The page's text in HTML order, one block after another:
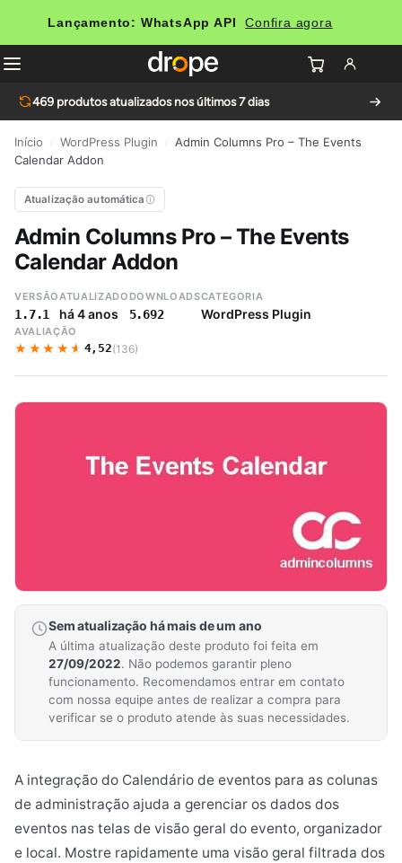
Lançamento: WhatsApp API Confira agora
469 produtos atualizados nos últimos 7 dias
Início WordPress Plugin
Admin Columns Pro – The Events
Calendar Addon
Atualização automática
Admin Columns Pro – The Events
Calendar Addon
VERSÃO
1.7.1
ATUALIZADO
há 4 anos
DOWNLOADS
5.692
CATEGORIA
WordPress Plugin
AVALIAÇÃO
★★★★★
★★★★★ 4,52(136)
Sem atualização há mais de um ano
A última atualização deste produto foi feita em
27/09/2022. Não podemos garantir pleno
funcionamento. Recomendamos entrar em contato
com nossa equipe antes de realizar a compra para
verificar se o produto atende às suas necessidades.
A integração do Calendário de eventos para as colunas
de administração ajuda a gerenciar os dados dos
eventos nas telas de visão geral do evento, organizador
e local. Mostre rapidamente uma visão geral filtrada dos